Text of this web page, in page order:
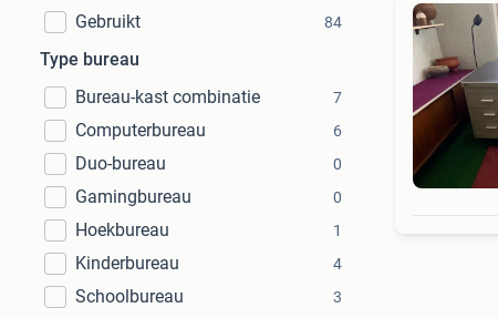
Gebruikt 84
Type bureau
Bureau-kast combinatie
7
Computerbureau 6
Duo-bureau 0
Gamingbureau 0
Hoekbureau 1
Kinderbureau 4
Schoolbureau 3